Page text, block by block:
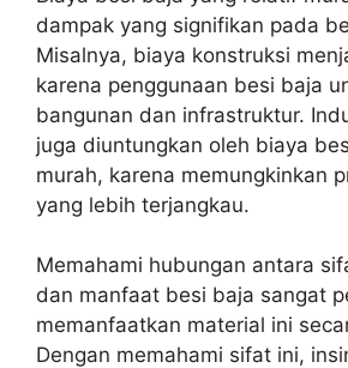
dampak yang signifikan pada
Misalnya, biaya konstruksi
karena penggunaan besi baja
bangunan dan infrastruktur.
juga diuntungkan oleh biaya
murah, karena memungkinkan
yang lebih terjangkau.
Memahami hubungan antara
dan manfaat besi baja sangat
memanfaatkan material ini
Dengan memahami sifat ini,